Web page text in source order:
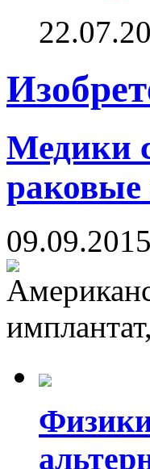
Медики
раковые
09.09.2015